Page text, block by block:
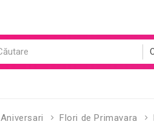
Aniversari Flori de Primavara